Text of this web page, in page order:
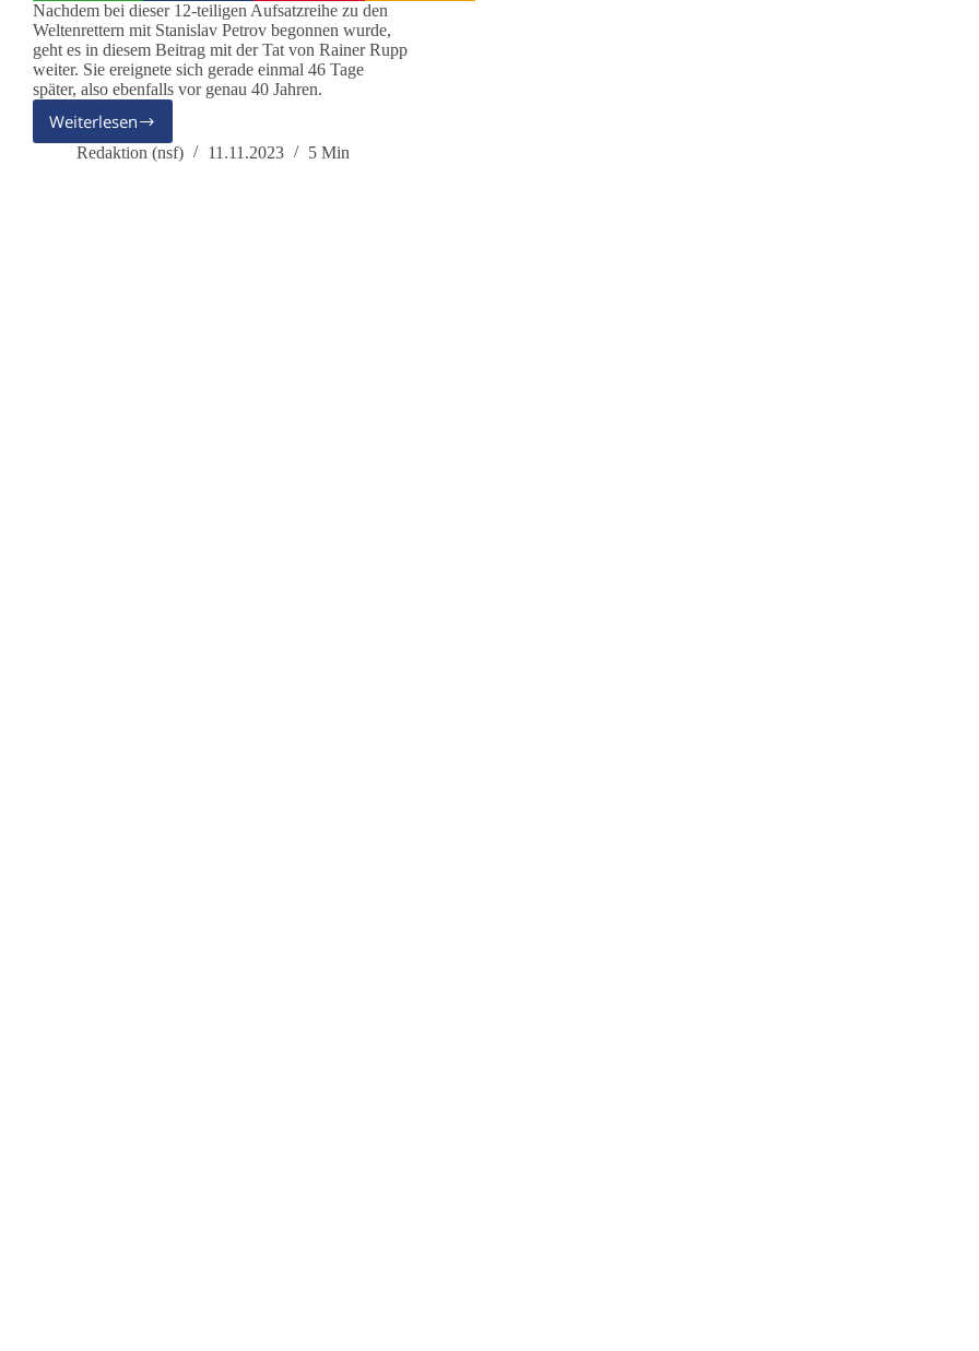
Nachdem bei dieser 12-teiligen Aufsatzreihe zu den
Weltenrettern mit Stanislav Petrov begonnen wurde,
geht es in diesem Beitrag mit der Tat von Rainer Rupp
weiter. Sie ereignete sich gerade einmal 46 Tage
später, also ebenfalls vor genau 40 Jahren.
Weiterlesen
Rainer
Rupp,
Redaktion (nsf) 11.11.2023 5 Min